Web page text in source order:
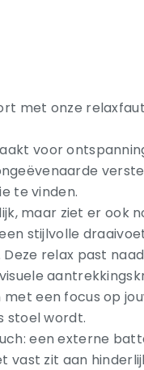
met onze
voor
te vinden.
maar ziet er ook
stijlvolle
relax past
een focus op
stoel wordt.
een externe
vast zit aan